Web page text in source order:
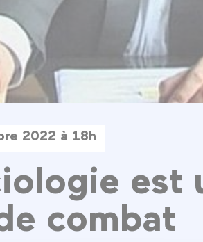
2022 à 18h
est
combat